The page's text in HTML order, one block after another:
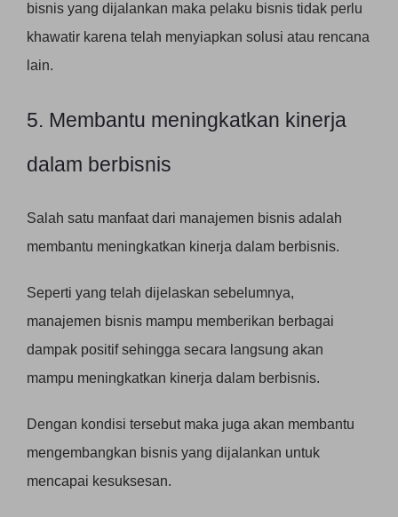
bisnis yang dijalankan maka pelaku bisnis tidak perlu
khawatir karena telah menyiapkan solusi atau rencana
lain.
5. Membantu meningkatkan kinerja
dalam berbisnis
Salah satu manfaat dari manajemen bisnis adalah
membantu meningkatkan kinerja dalam berbisnis.
Seperti yang telah dijelaskan sebelumnya,
manajemen bisnis mampu memberikan berbagai
dampak positif sehingga secara langsung akan
mampu meningkatkan kinerja dalam berbisnis.
Dengan kondisi tersebut maka juga akan membantu
mengembangkan bisnis yang dijalankan untuk
mencapai kesuksesan.